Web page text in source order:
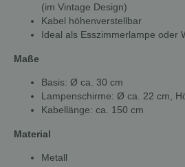
(im Vintage Design)
Kabel höhenverstellbar
Ideal als Esszimmerlampe oder
Maße
Basis: Ø ca. 30 cm
Lampenschirme: Ø ca. 22 cm,
Kabellänge: ca. 150 cm
Material
Metall